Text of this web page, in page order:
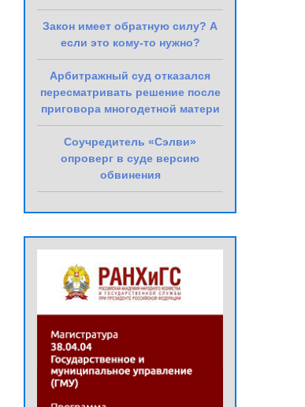
Закон имеет обратную силу? А
если это кому-то нужно?
Арбитражный суд отказался
пересматривать решение после
приговора многодетной матери
Соучредитель «Сэлви»
опроверг в суде версию
обвинения